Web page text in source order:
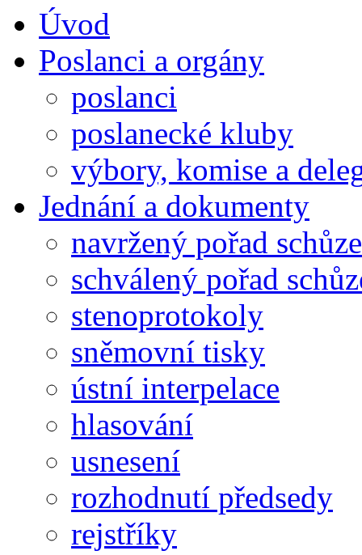
Úvod
Poslanci a orgány
poslanci
poslanecké kluby
výbory, komise a
Jednání a dokumenty
navržený pořad schůze
schválený pořad
stenoprotokoly
sněmovní tisky
ústní interpelace
hlasování
usnesení
rozhodnutí předsedy
rejstříky